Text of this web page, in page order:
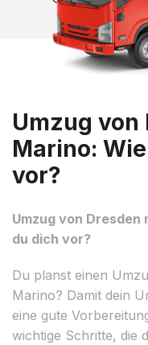
Umzug von
Marino:
vor?
Umzug von
du dich vor?
Du planst einen
Marino? Damit dein
eine gute
wichtige Schritte, die